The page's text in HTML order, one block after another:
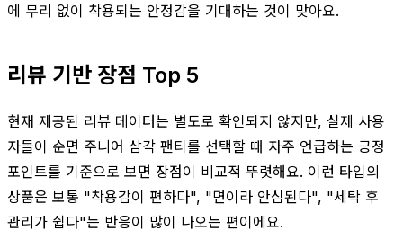
에 무리 없이 착용되는 안정감을 기대하는 것이 맞아요.
리뷰 기반 장점 Top 5
현재 제공된 리뷰 데이터는 별도로 확인되지 않지만, 실제 사용
자들이 순면 주니어 삼각 팬티를 선택할 때 자주 언급하는 긍정
포인트를 기준으로 보면 장점이 비교적 뚜렷해요. 이런 타입의
상품은 보통 "착용감이 편하다", "면이라 안심된다", "세탁 후
관리가 쉽다"는 반응이 많이 나오는 편이에요.